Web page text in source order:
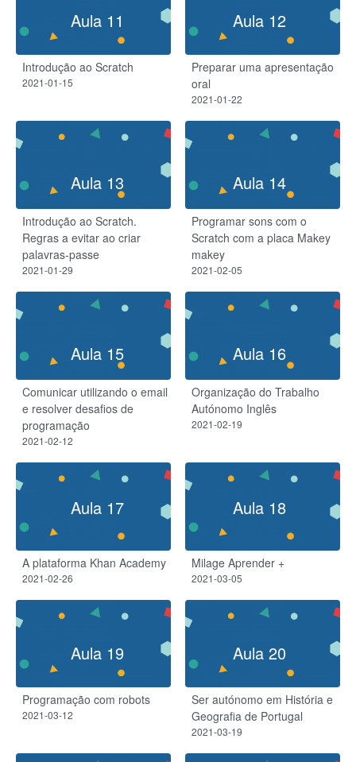
Aula 11
Introdução ao Scratch
2021-01-15
Aula 12
Preparar uma apresentação
oral
2021-01-22
Aula 13
Introdução ao Scratch.
Regras a evitar ao criar
palavras-passe
2021-01-29
Aula 14
Programar sons com o
Scratch com a placa Makey
makey
2021-02-05
Aula 15
Comunicar utilizando o email
e resolver desafios de
programação
2021-02-12
Aula 16
Organização do Trabalho
Autónomo Inglês
2021-02-19
Aula 17
A plataforma Khan Academy
2021-02-26
Aula 18
Milage Aprender +
2021-03-05
Aula 19
Programação com robots
2021-03-12
Aula 20
Ser autónomo em História e
Geografia de Portugal
2021-03-19